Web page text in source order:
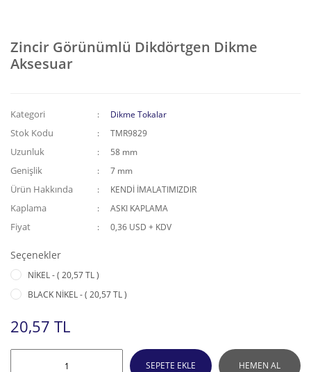
Zincir Görünümlü Dikdörtgen Dikme
Aksesuar
Kategori Dikme Tokalar
Stok Kodu TMR9829
Uzunluk 58 mm
Genişlik 7 mm
Ürün Hakkında KENDİ İMALATIMIZDIR
Kaplama ASKI KAPLAMA
Fiyat 0,36 USD + KDV
Seçenekler
NİKEL - ( 20,57 TL )
BLACK NİKEL - ( 20,57 TL )
20,57 TL
SEPETE EKLE HEMEN AL